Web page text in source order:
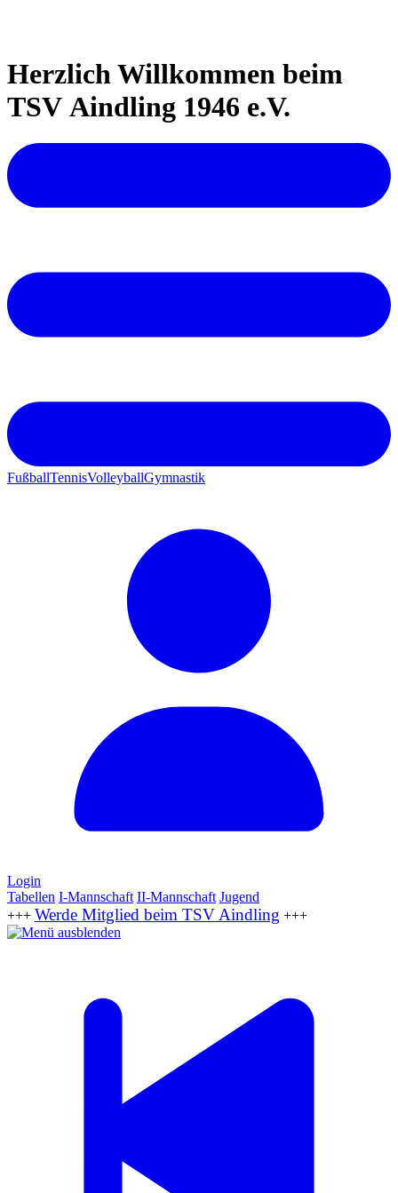
Herzlich Willkommen beim
TSV Aindling 1946 e.V.
FußballTennisVolleyballGymnastik
Login
Tabellen I-Mannschaft II-Mannschaft Jugend
+++ Werde Mitglied beim TSV Aindling +++